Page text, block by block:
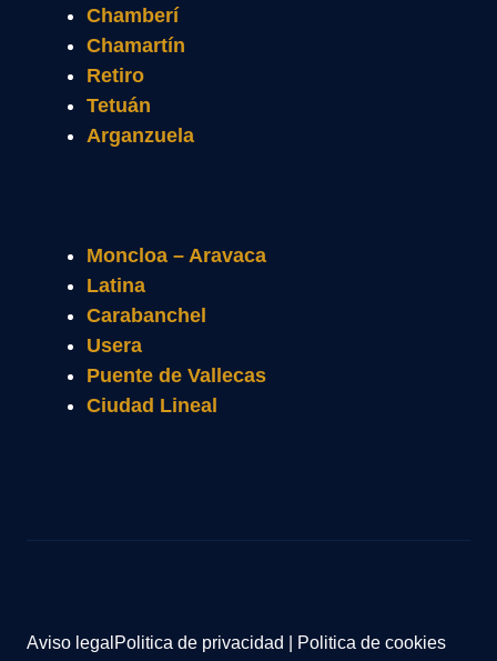
Chamberí
Chamartín
Retiro
Tetuán
Arganzuela
Moncloa – Aravaca
Latina
Carabanchel
Usera
Puente de Vallecas
Ciudad Lineal
Aviso legal Politica de privacidad Politica de cookies